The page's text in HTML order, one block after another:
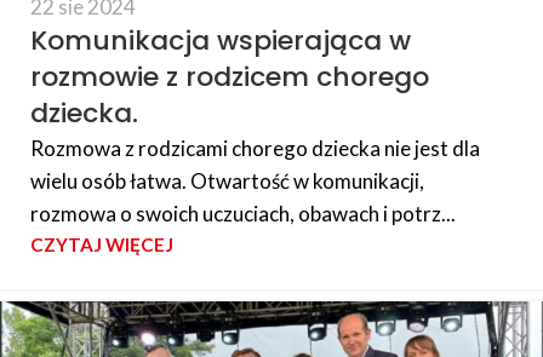
22 sie 2024
Komunikacja wspierająca w
rozmowie z rodzicem chorego
dziecka.
Rozmowa z rodzicami chorego dziecka nie jest dla
wielu osób łatwa. Otwartość w komunikacji,
rozmowa o swoich uczuciach, obawach i potrz...
CZYTAJ WIĘCEJ